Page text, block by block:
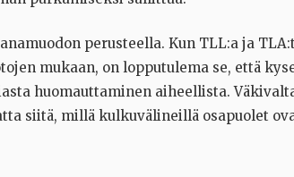
perusteella. Kun TLL:a ja
mukaan, on lopputulema se, että
huomauttaminen aiheellista.
siitä, millä kulkuvälineillä osapuolet